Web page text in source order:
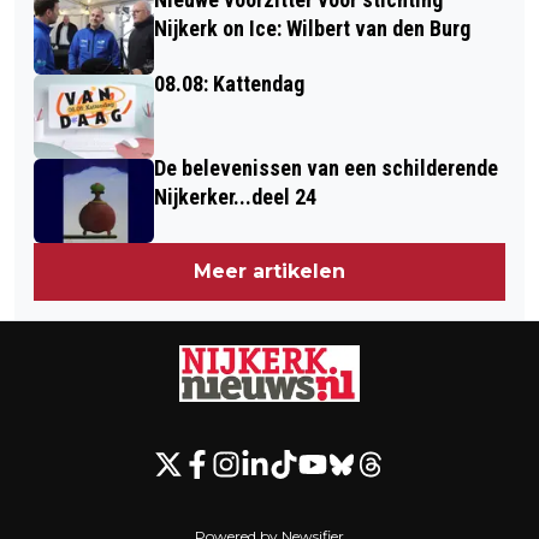
MUSEUM NIJKERKNijkerk on Ice: Wilbert van den Burg
08.08: Kattendag
De belevenissen van een schilderende
Nijkerker...deel 24
Meer artikelen